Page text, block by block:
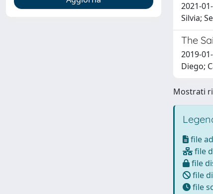
2021-
Silvia;
The
2019-
Diego;
Mostrati
file
file
file
file
file